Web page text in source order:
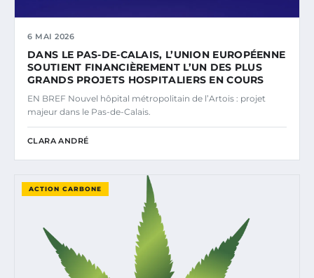
6 MAI 2026
DANS LE PAS-DE-CALAIS, L’UNION EUROPÉENNE
SOUTIENT FINANCIÈREMENT L’UN DES PLUS
GRANDS PROJETS HOSPITALIERS EN COURS
EN BREF Nouvel hôpital métropolitain de l’Artois : projet
majeur dans le Pas-de-Calais.
CLARA ANDRÉ
ACTION CARBONE